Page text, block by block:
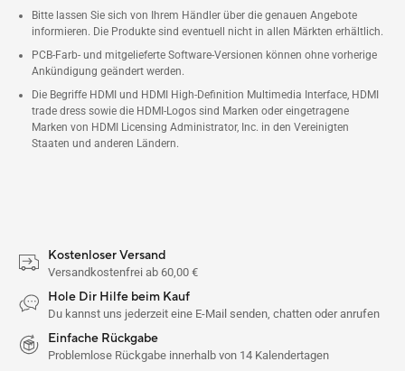
Bitte lassen Sie sich von Ihrem Händler über die genauen Angebote
informieren. Die Produkte sind eventuell nicht in allen Märkten erhältlich.
PCB-Farb- und mitgelieferte Software-Versionen können ohne vorherige
Ankündigung geändert werden.
Die Begriffe HDMI und HDMI High-Definition Multimedia Interface, HDMI
trade dress sowie die HDMI-Logos sind Marken oder eingetragene
Marken von HDMI Licensing Administrator, Inc. in den Vereinigten
Staaten und anderen Ländern.
Kostenloser Versand
Versandkostenfrei ab 60,00 €
Hole Dir Hilfe beim Kauf
Du kannst uns jederzeit eine E-Mail senden, chatten oder anrufen
Einfache Rückgabe
Problemlose Rückgabe innerhalb von 14 Kalendertagen